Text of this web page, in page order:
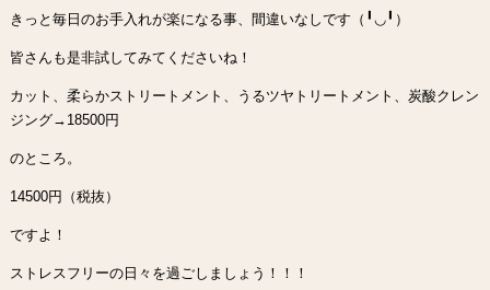
きっと毎日のお手入れが楽になる事、間違いなしです（╹◡╹）
皆さんも是非試してみてくださいね！
カット、柔らかストリートメント、うるツヤトリートメント、炭酸クレン
ジング→18500円
のところ。
14500円（税抜）
ですよ！
ストレスフリーの日々を過ごしましょう！！！